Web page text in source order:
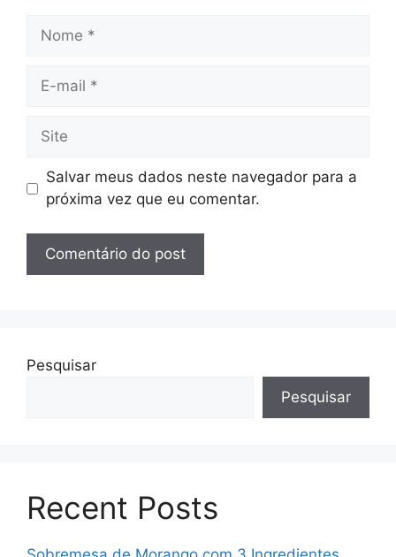
Nome
Site
Salvar meus dados neste navegador para a
próxima vez que eu comentar.
Pesquisar
Pesquisar
Recent Posts